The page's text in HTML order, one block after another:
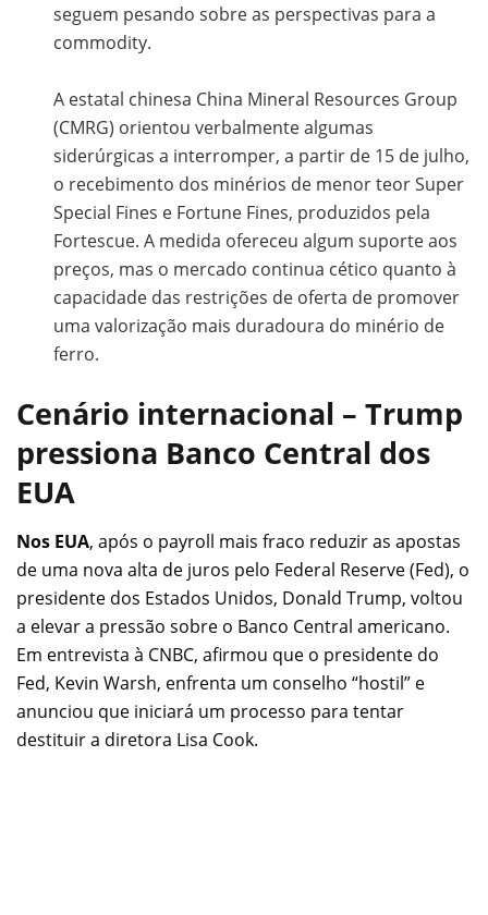
seguem pesando sobre as perspectivas para a
commodity.
A estatal chinesa China Mineral Resources Group
(CMRG) orientou verbalmente algumas
siderúrgicas a interromper, a partir de 15 de julho,
o recebimento dos minérios de menor teor Super
Special Fines e Fortune Fines, produzidos pela
Fortescue. A medida ofereceu algum suporte aos
preços, mas o mercado continua cético quanto à
capacidade das restrições de oferta de promover
uma valorização mais duradoura do minério de
ferro.
Cenário internacional – Trump
pressiona Banco Central dos
EUA
Nos EUA, após o payroll mais fraco reduzir as apostas
de uma nova alta de juros pelo Federal Reserve (Fed), o
presidente dos Estados Unidos, Donald Trump, voltou
a elevar a pressão sobre o Banco Central americano.
Em entrevista à CNBC, afirmou que o presidente do
Fed, Kevin Warsh, enfrenta um conselho “hostil” e
anunciou que iniciará um processo para tentar
destituir a diretora Lisa Cook.